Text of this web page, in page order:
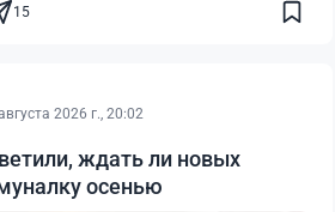
15
2026 г., 20:02
ждать ли новых
осенью